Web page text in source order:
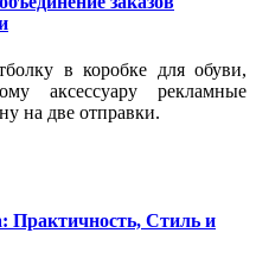
в коробке для обуви,
аксессуару рекламные
на две отправки.
Стиль и